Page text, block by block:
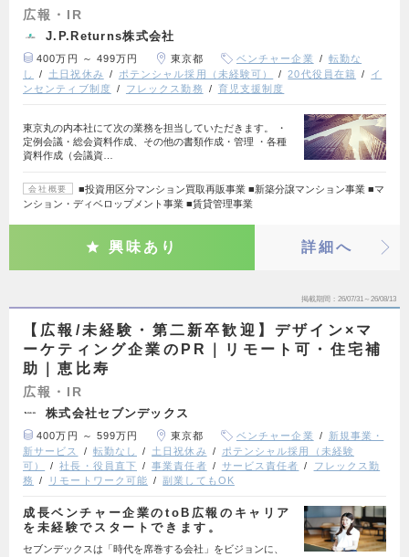
広報・IR
J.P.Returns株式会社
400万円 ～ 499万円 東京都 ベンチャー企業
転勤な
し
土日祝休み ポテンシャル採用（未経験可） 20代役員在籍
イ
ンセンティブ制度
フレックス勤務 育児支援制度
東京丸の内本社にて次の業務を担当していただきます。 ・
定例会議・総会資料作成、その他の書類作成・管理 ・各種
資料作成（会議資…
会社概要
■投資用区分マンション買取再販事業 ■新築分譲マンション事業 ■マ
ンション・ディベロップメント事業 ■賃貸管理事業
興味あり 詳細へ
掲載期間 26/07/31～26/08/13
【広報/未経験・第二新卒歓迎】デザイン×マ
ーケティング企業のPR｜リモート可・住宅補
助｜恵比寿
広報・IR
株式会社セブンデックス
400万円 ～ 599万円 東京都 ベンチャー企業
新規事業・
新サービス
転勤なし 土日祝休み
ポテンシャル採用（未経験
可）
社長・役員直下 事業責任者 サービス責任者
フレックス勤
務
リモートワーク可能 副業してもOK
成長ベンチャー企業のtoB広報のキャリア
を未経験でスタートできます。
セブンデックスは「時代を席巻する会社」をビジョンに、